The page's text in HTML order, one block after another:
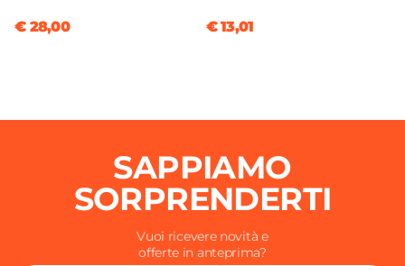
€ 28,00 € 13,01
SAPPIAMO
SORPRENDERTI
Vuoi ricevere novità e
offerte in anteprima?